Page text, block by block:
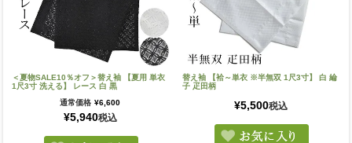
＜夏物SALE10％オフ＞替え袖 【夏用 単衣
1尺3寸 洗える】 レース 白 黒
通常価格 ¥6,600
¥5,940税込
替え袖 【袷～単衣 ※半無双 1尺3寸】 白 綸
子 疋田柄
¥5,500税込